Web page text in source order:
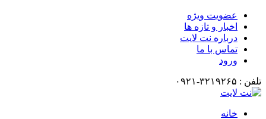
عضویت ویژه
اخبار و تازه ها
درباره نت لایت
تماس با ما
ورود
تلفن : ۳۲۱۹۲۶۵-۰۹۲۱
خانه